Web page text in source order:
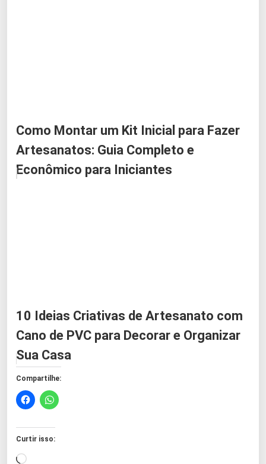
Como Montar um Kit Inicial para Fazer
Artesanatos: Guia Completo e
Econômico para Iniciantes
10 Ideias Criativas de Artesanato com
Cano de PVC para Decorar e Organizar
Sua Casa
Compartilhe:
Curtir isso:
C